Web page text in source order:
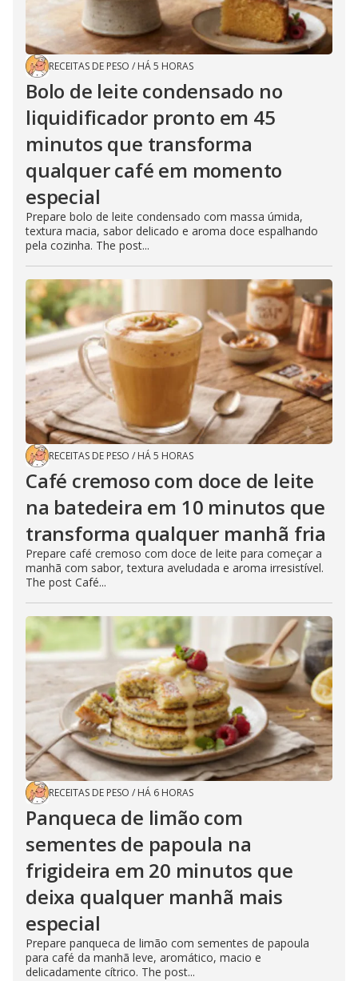
RECEITAS DE PESO / HÁ 5 HORAS
Bolo de leite condensado no
liquidificador pronto em 45
minutos que transforma
qualquer café em momento
especial
Prepare bolo de leite condensado com massa úmida,
textura macia, sabor delicado e aroma doce espalhando
pela cozinha. The post...
RECEITAS DE PESO / HÁ 5 HORAS
Café cremoso com doce de leite
na batedeira em 10 minutos que
transforma qualquer manhã fria
Prepare café cremoso com doce de leite para começar a
manhã com sabor, textura aveludada e aroma irresistível.
The post Café...
RECEITAS DE PESO / HÁ 6 HORAS
Panqueca de limão com
sementes de papoula na
frigideira em 20 minutos que
deixa qualquer manhã mais
especial
Prepare panqueca de limão com sementes de papoula
para café da manhã leve, aromático, macio e
delicadamente cítrico. The post...